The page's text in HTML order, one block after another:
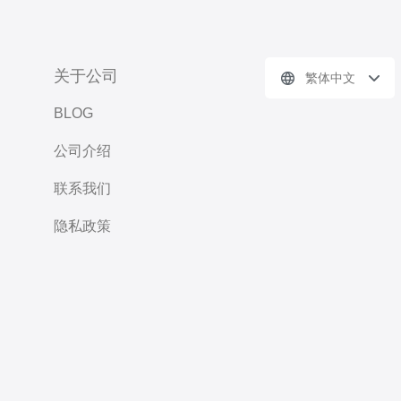
关于公司
BLOG
公司介绍
联系我们
隐私政策
繁体中文